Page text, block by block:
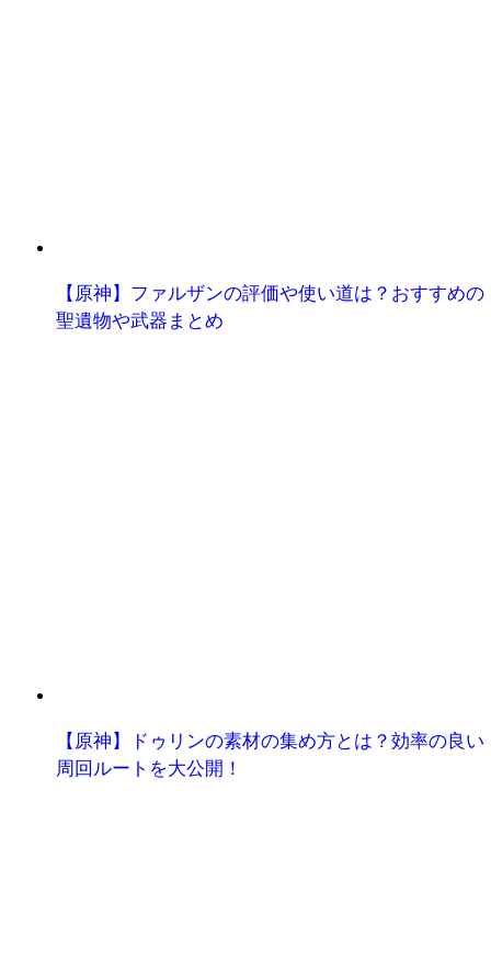
【原神】ファルザンの評価や使い道は？おすすめの
聖遺物や武器まとめ
【原神】ドゥリンの素材の集め方とは？効率の良い
周回ルートを大公開！